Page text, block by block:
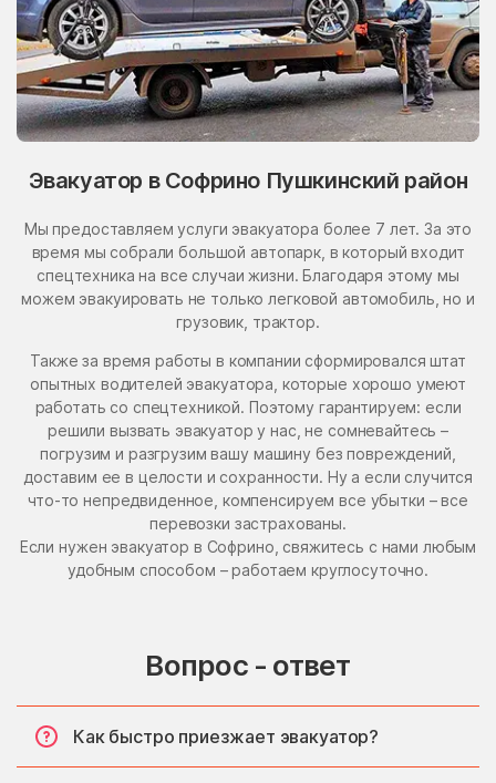
Эвакуатор в Софрино Пушкинский район
Мы предоставляем услуги эвакуатора более 7 лет. За это
время мы собрали большой автопарк, в который входит
спецтехника на все случаи жизни. Благодаря этому мы
можем эвакуировать не только легковой автомобиль, но и
грузовик, трактор.
Также за время работы в компании сформировался штат
опытных водителей эвакуатора, которые хорошо умеют
работать со спецтехникой. Поэтому гарантируем: если
решили вызвать эвакуатор у нас, не сомневайтесь –
погрузим и разгрузим вашу машину без повреждений,
доставим ее в целости и сохранности. Ну а если случится
что-то непредвиденное, компенсируем все убытки – все
перевозки застрахованы.
Если нужен эвакуатор в Софрино, свяжитесь с нами любым
удобным способом – работаем круглосуточно.
Вопрос - ответ
Как быстро приезжает эвакуатор?